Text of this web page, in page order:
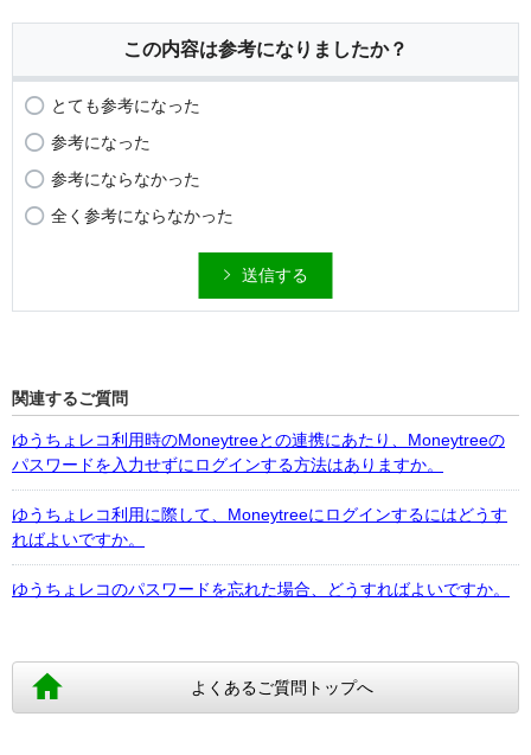
この内容は参考になりましたか？
とても参考になった
参考になった
参考にならなかった
全く参考にならなかった
送信する
関連するご質問
ゆうちょレコ利用時のMoneytreeとの連携にあたり、Moneytreeの
パスワードを入力せずにログインする方法はありますか。
ゆうちょレコ利用に際して、Moneytreeにログインするにはどうす
ればよいですか。
ゆうちょレコのパスワードを忘れた場合、どうすればよいですか。
よくあるご質問トップへ